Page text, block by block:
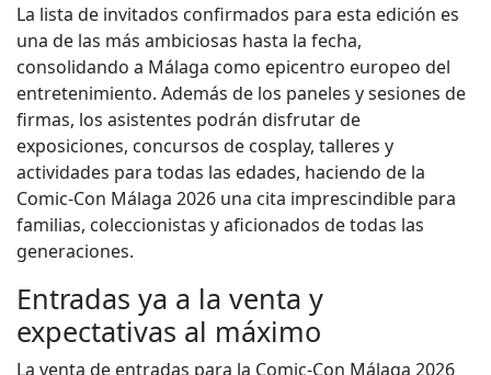
La lista de invitados confirmados para esta edición es
una de las más ambiciosas hasta la fecha,
consolidando a Málaga como epicentro europeo del
entretenimiento. Además de los paneles y sesiones de
firmas, los asistentes podrán disfrutar de
exposiciones, concursos de cosplay, talleres y
actividades para todas las edades, haciendo de la
Comic-Con Málaga 2026 una cita imprescindible para
familias, coleccionistas y aficionados de todas las
generaciones.
Entradas ya a la venta y
expectativas al máximo
La venta de entradas para la Comic-Con Málaga 2026